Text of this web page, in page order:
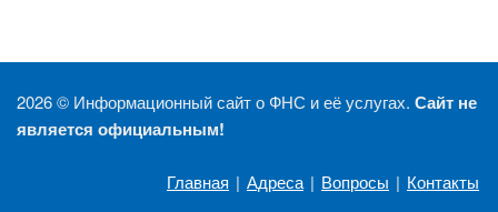
2026 © Информационный сайт о ФНС и её услугах. Сайт не
является официальным!
Главная | Адреса | Вопросы | Контакты